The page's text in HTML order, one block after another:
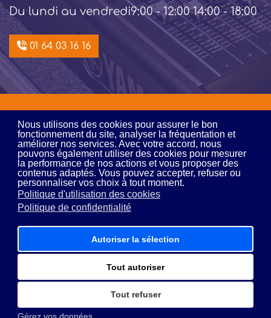
Nous utilisons des cookies pour assurer le bon
fonctionnement du site, analyser la fréquentation et
améliorer nos services. Avec votre accord, nous
pouvons également utiliser des cookies pour mesurer
la performance de nos actions et vous proposer des
contenus adaptés. Vous pouvez accepter, refuser ou
personnaliser vos choix à tout moment.
Politique d'utilisation des cookies
Politique de confidentialité
Autoriser la sélection
Tout autoriser
Tout refuser
Du lundi au vendredi9:00 - 12:00 14:00 - 18:00
01 64 03 16 16
DevWeb
Mentions légales
Politique de confidentialité
Plan de site